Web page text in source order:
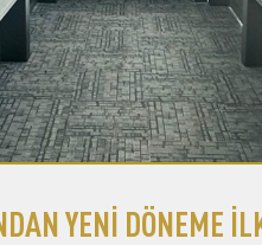
YENİ DÖNEME